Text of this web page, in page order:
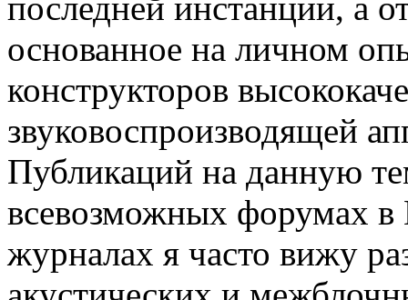
последней инстанции, а
основанное на личном
конструкторов
звуковоспроизводящей
Публикаций на данную
всевозможных форумах в
журналах я часто вижу